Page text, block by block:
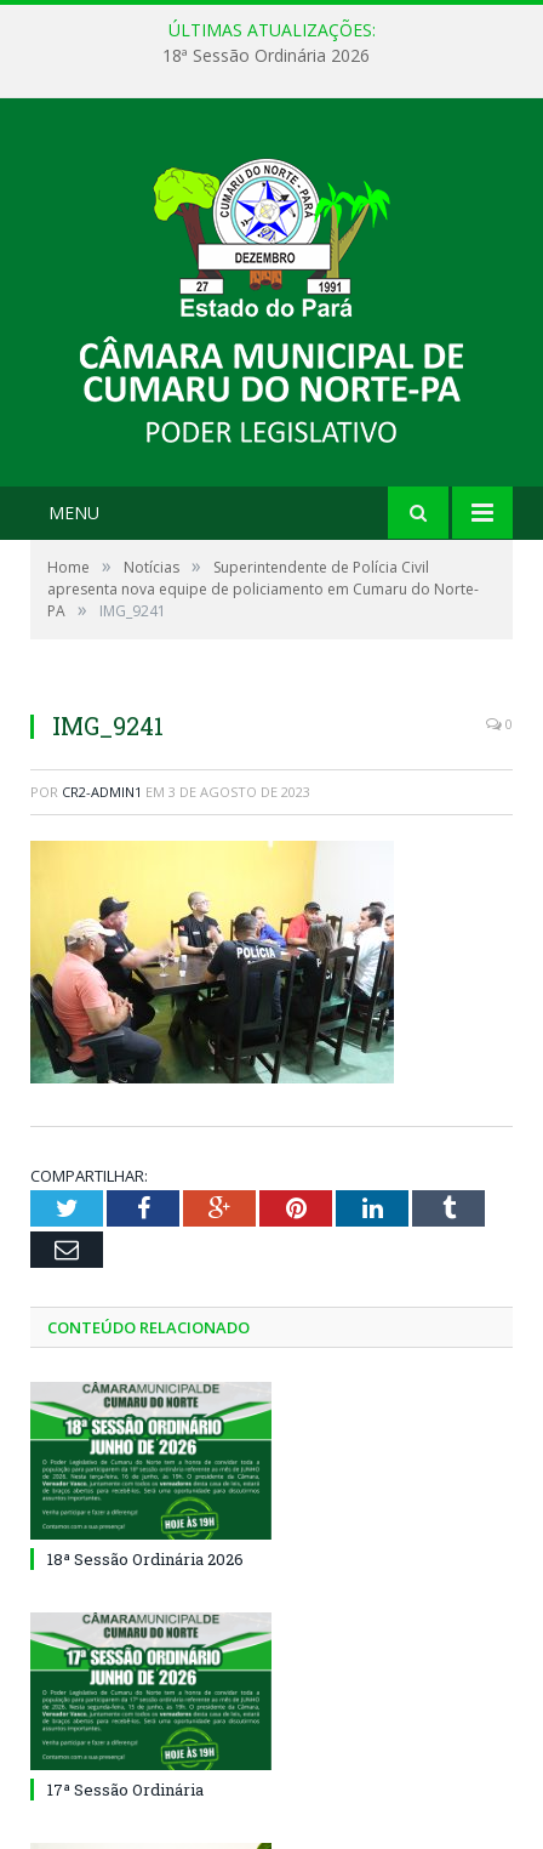
ÚLTIMAS ATUALIZAÇÕES:
18ª Sessão Ordinária 2026
MENU
Home » Notícias »
Superintendente de Polícia Civil
apresenta nova equipe de policiamento em Cumaru do Norte-
PA » IMG_9241
IMG_9241 0
POR CR2-ADMIN1 EM 3 DE AGOSTO DE 2023
COMPARTILHAR:
TwitterFacebookGoogle+PinterestLinkedInTumblr
Email
CONTEÚDO RELACIONADO
18ª Sessão Ordinária 2026
17ª Sessão Ordinária